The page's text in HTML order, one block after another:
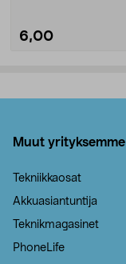
6,00
Muut yrityksemme
Tekniikkaosat
Akkuasiantuntija
Teknikmagasinet
PhoneLife